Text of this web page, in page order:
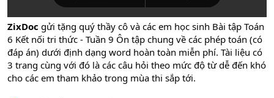
ZixDoc gửi tặng quý thầy cô và các em học sinh Bài tập Toán
6 Kết nối tri thức - Tuần 9 Ôn tập chung về các phép toán (có
đáp án) dưới định dạng word hoàn toàn miễn phí. Tài liệu có
3 trang cùng với đó là các câu hỏi theo mức độ từ dễ đến khó
cho các em tham khảo trong mùa thi sắp tới.